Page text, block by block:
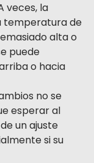
veces, la
temperatura de
alta o
puede
o hacia
no se
esperar al
un ajuste
si su